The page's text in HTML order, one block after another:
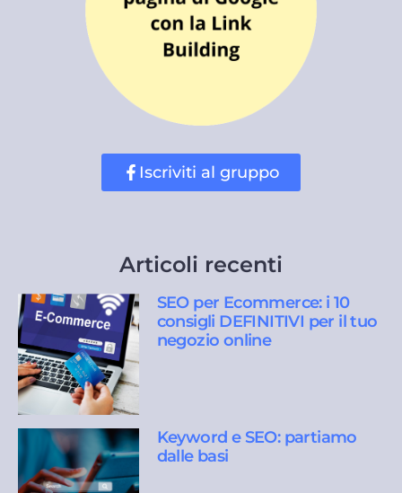
Iscriviti al gruppo
Articoli recenti
SEO per Ecommerce: i 10
consigli DEFINITIVI per il tuo
negozio online
Keyword e SEO: partiamo
dalle basi